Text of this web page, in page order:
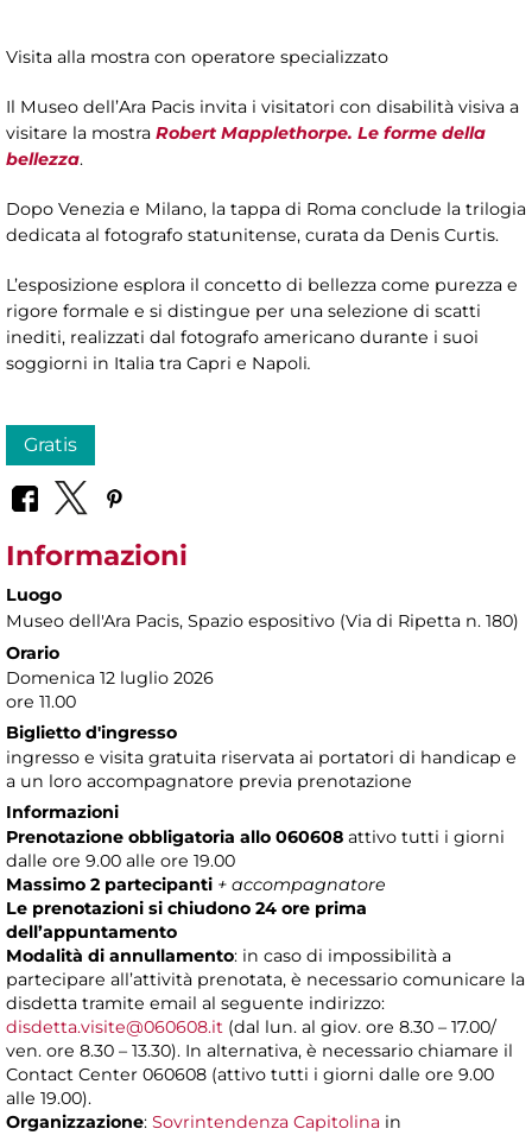
Visita alla mostra con operatore specializzato
Il Museo dell’Ara Pacis invita i visitatori con disabilità visiva a
visitare la mostra Robert Mapplethorpe. Le forme della
bellezza.
Dopo Venezia e Milano, la tappa di Roma conclude la trilogia
dedicata al fotografo statunitense, curata da Denis Curtis.
L’esposizione esplora il concetto di bellezza come purezza e
rigore formale e si distingue per una selezione di scatti
inediti, realizzati dal fotografo americano durante i suoi
soggiorni in Italia tra Capri e Napoli.
Gratis
Informazioni
Luogo
Museo dell'Ara Pacis, Spazio espositivo (Via di Ripetta n. 180)
Orario
Domenica 12 luglio 2026
ore 11.00
Biglietto d'ingresso
ingresso e visita gratuita riservata ai portatori di handicap e
a un loro accompagnatore previa prenotazione
Informazioni
Prenotazione obbligatoria allo 060608 attivo tutti i giorni
dalle ore 9.00 alle ore 19.00
Massimo 2 partecipanti + accompagnatore
Le prenotazioni si chiudono 24 ore prima
dell’appuntamento
Modalità di annullamento: in caso di impossibilità a
partecipare all’attività prenotata, è necessario comunicare la
disdetta tramite email al seguente indirizzo:
disdetta.visite@060608.it (dal lun. al giov. ore 8.30 – 17.00/
ven. ore 8.30 – 13.30). In alternativa, è necessario chiamare il
Contact Center 060608 (attivo tutti i giorni dalle ore 9.00
alle 19.00).
Organizzazione: Sovrintendenza Capitolina in